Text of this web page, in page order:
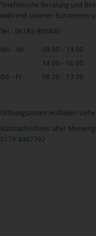
Telefonische Beratung und
während unserer Bürozeiten
Tel.: 06183-800400
Mo - Mi 08.00 - 13.00
14.00 - 16.00
Do - Fr
08.00 - 13.00
-
Öffnungszeiten Hofläden
Kurznachrichten über
0179 4467792